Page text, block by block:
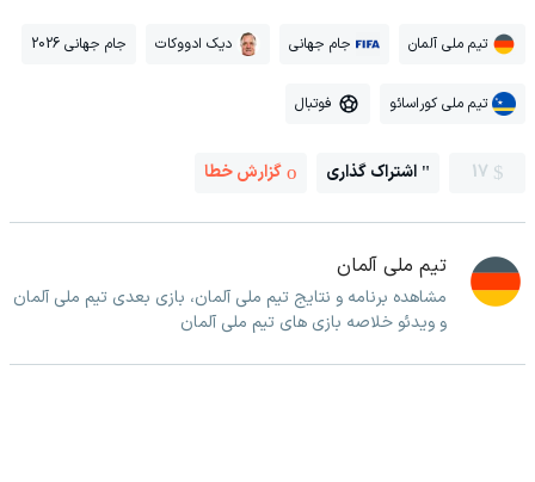
تیم ملی آلمان جام جهانی دیک ادووکات جام جهانی 2026
تیم ملی کوراسائو فوتبال
17 اشتراک گذاری گزارش خطا
تیم ملی آلمان
مشاهده برنامه و نتایج تیم ملی آلمان، بازی بعدی تیم ملی آلمان
و ویدئو خلاصه بازی های تیم ملی آلمان